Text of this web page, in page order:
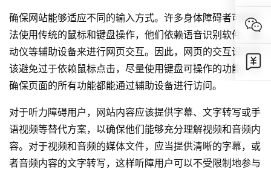
确保网站能够适应不同的输入方式。许多身体障碍者可能无
法使用传统的鼠标和键盘操作，他们依赖语音识别软件、眼
动仪等辅助设备来进行网页交互。因此，网页的交互设计应
该避免过于依赖鼠标点击，尽量使用键盘可操作的功能，并
确保页面的所有功能都能通过辅助设备进行访问。
对于听力障碍用户，网站内容应该提供字幕、文字转写或手
语视频等替代方案，以确保他们能够充分理解视频和音频内
容。对于视频和音频的媒体文件，应当提供清晰的字幕，或
者音频内容的文字转写，这样听障用户可以不受限制地参与